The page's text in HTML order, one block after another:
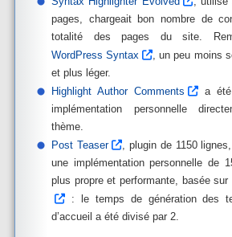
pages, chargeait bon nombre de
totalité des pages du site.
WordPress Syntax
, un peu moins
et plus léger.
Highlight Author Comments
a
implémentation personnelle
thème.
Post Teaser
, plugin de 1150
une implémentation personnelle de
plus propre et performante, basée sur
: le temps de génération des
d’accueil a été divisé par 2.